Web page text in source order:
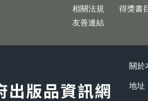
相關法規
友善連結
得獎書
關於
地址